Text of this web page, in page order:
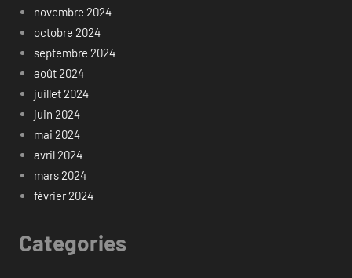
novembre 2024
octobre 2024
septembre 2024
août 2024
juillet 2024
juin 2024
mai 2024
avril 2024
mars 2024
février 2024
Categories